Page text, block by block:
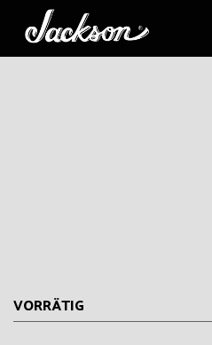
zum
Inhalt
VORRÄTIG